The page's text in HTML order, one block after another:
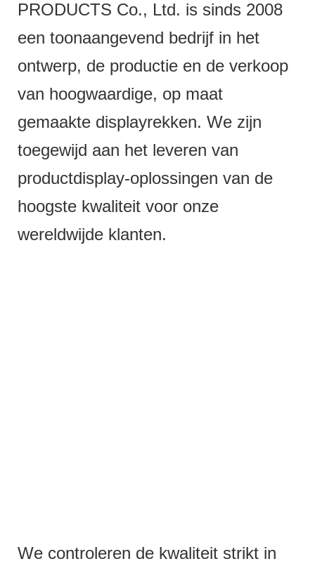
PRODUCTS Co., Ltd. is sinds 2008
een toonaangevend bedrijf in het
ontwerp, de productie en de verkoop
van hoogwaardige, op maat
gemaakte displayrekken. We zijn
toegewijd aan het leveren van
productdisplay-oplossingen van de
hoogste kwaliteit voor onze
wereldwijde klanten.
We controleren de kwaliteit strikt in